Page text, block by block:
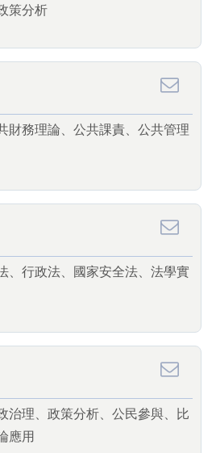
策分析
財務理論、公共課責、公共管理
、行政法、國家安全法、法學實
治理、政策分析、公民參與、比
應用